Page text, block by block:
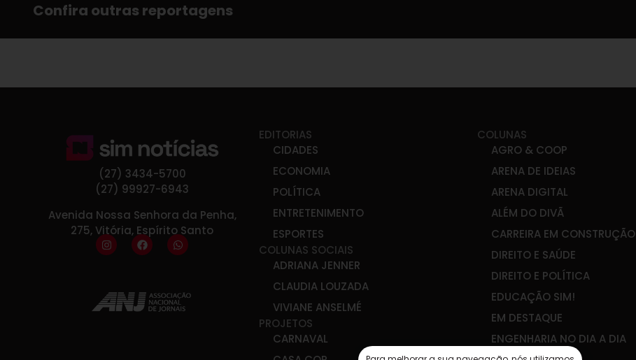
Confira outras reportagens
(27) 3434-5700
(27) 99927-6943
Avenida Nossa Senhora da Penha,
275, Vitória, Espírito Santo
EDITORIAS
CIDADES
ECONOMIA
POLÍTICA
ENTRETENIMENTO
ESPORTES
COLUNAS SOCIAIS
ADRIANA JENNER
CLAUDIA LOUZADA
VIVIANE ANSELMÉ
PROJETOS
CARNAVAL
COLUNAS
AGRO & COOP
ARENA DE IDEIAS
ARENA DIGITAL
ALÉM DO DIVÃ
CARREIRA EM CONSTRUÇÃO
DIREITO E SAÚDE
DIREITO E POLÍTICA
EDUCAÇÃO SIM!
EM DESTAQUE
ENGENHARIA NO DIA A DIA